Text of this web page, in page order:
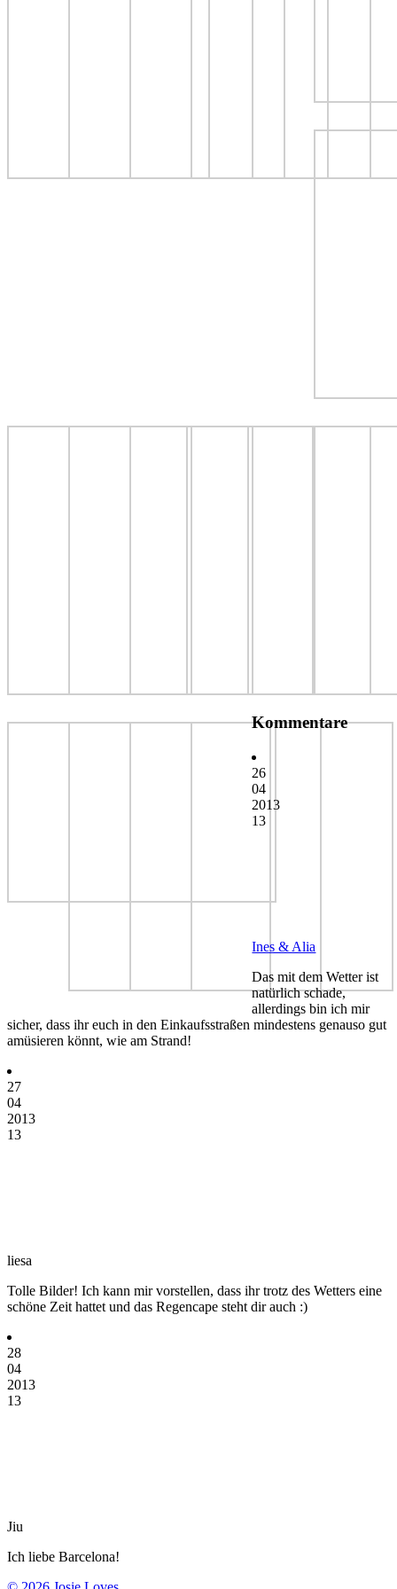
Kommentare
26
04
2013
13
Ines & Alia
Das mit dem Wetter ist
natürlich schade,
allerdings bin ich mir
sicher, dass ihr euch in den Einkaufsstraßen mindestens genauso gut
amüsieren könnt, wie am Strand!
27
04
2013
13
liesa
Tolle Bilder! Ich kann mir vorstellen, dass ihr trotz des Wetters eine
schöne Zeit hattet und das Regencape steht dir auch :)
28
04
2013
13
Jiu
Ich liebe Barcelona!